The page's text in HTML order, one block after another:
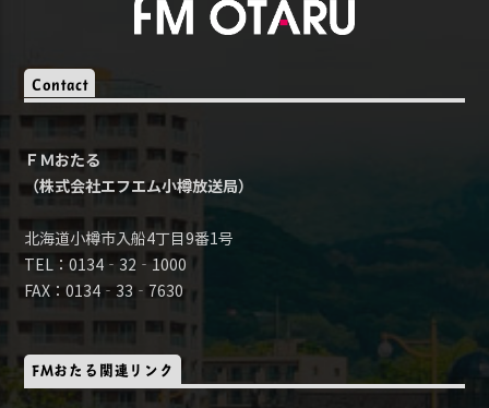
Contact
ＦＭおたる
（株式会社エフエム小樽放送局）
北海道小樽市入船4丁目9番1号
TEL：0134‐32‐1000
FAX：0134‐33‐7630
FMおたる関連リンク